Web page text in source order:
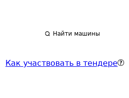
Найти машины
Как участвовать в тендере